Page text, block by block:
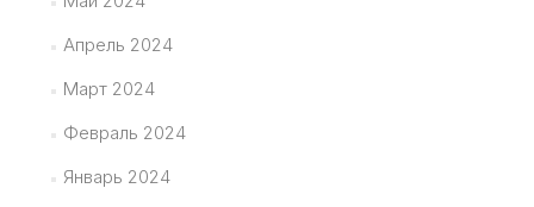
Апрель 2024
Март 2024
Февраль 2024
Январь 2024